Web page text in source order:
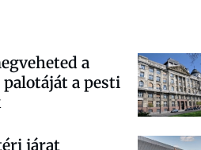
a
a pesti
járat